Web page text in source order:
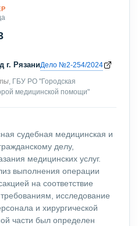
г. РязаниДело №2-254/2024
, ГБУ РО "Городская
медицинской помощи"
судебная медицинская и
делу,
медицинских услуг.
выполнения операции
на соответствие
исследование
и хирургической
части был определен